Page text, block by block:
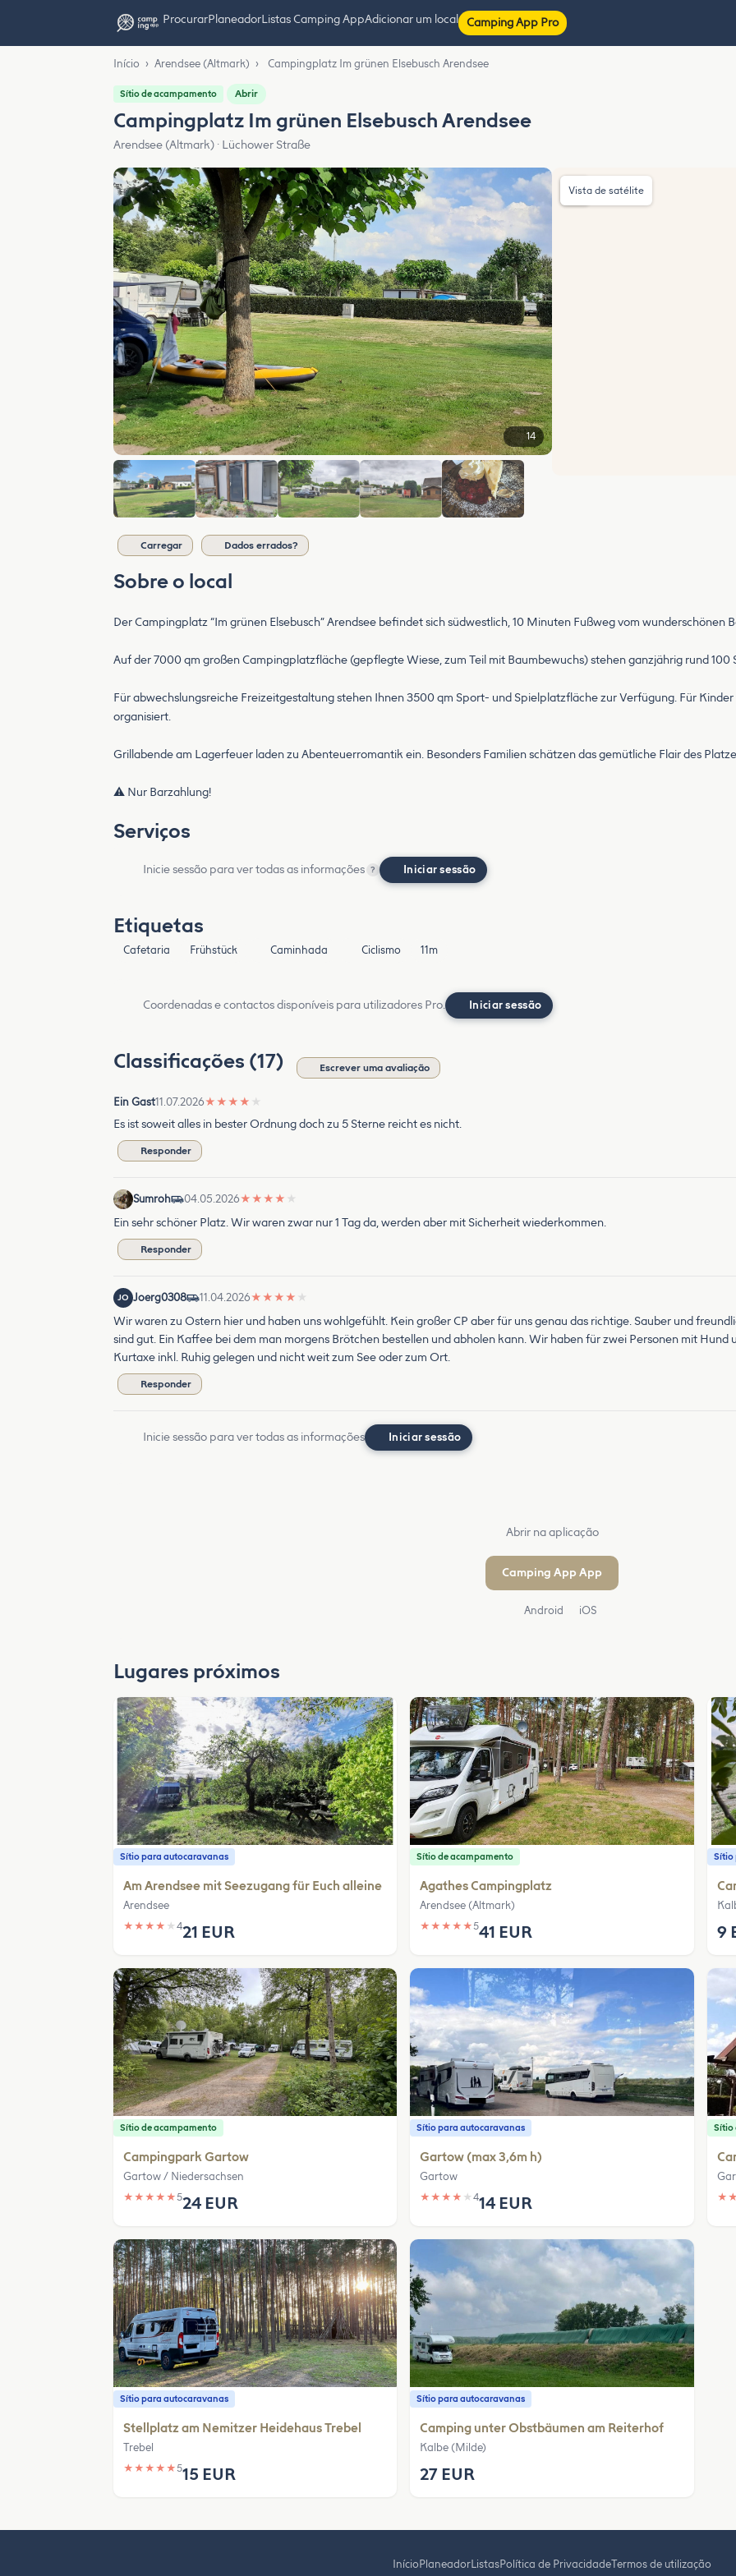
ProcurarPlaneadorListas Camping AppAdicionar um local Camping App Pro
Início › Arendsee (Altmark) › Campingplatz Im grünen Elsebusch Arendsee
Sítio de acampamento Abrir
Campingplatz Im grünen Elsebusch Arendsee
Arendsee (Altmark) · Lüchower Straße
14
Vista de satélite
Carregar Dados errados?
Sobre o local
Der Campingplatz “Im grünen Elsebusch” Arendsee befindet sich südwestlich, 10 Minuten Fußweg vom wunderschönen
Auf der 7000 qm großen Campingplatzfläche (gepflegte Wiese, zum Teil mit Baumbewuchs) stehen ganzjährig rund 100
Für abwechslungsreiche Freizeitgestaltung stehen Ihnen 3500 qm Sport- und Spielplatzfläche zur Verfügung. Für
organisiert.
Grillabende am Lagerfeuer laden zu Abenteuerromantik ein. Besonders Familien schätzen das gemütliche Flair des
⚠️ Nur Barzahlung!
Serviços
Inicie sessão para ver todas as informações ? Iniciar sessão
Etiquetas
Cafetaria Frühstück Caminhada Ciclismo 11m
Coordenadas e contactos disponíveis para utilizadores Pro. Iniciar sessão
Classificações (17) Escrever uma avaliação
Ein Gast11.07.2026★ ★ ★ ★ ★
Es ist soweit alles in bester Ordnung doch zu 5 Sterne reicht es nicht.
Responder
Sumroh 04.05.2026★ ★ ★ ★ ★
Ein sehr schöner Platz. Wir waren zwar nur 1 Tag da, werden aber mit Sicherheit wiederkommen.
Responder
JO Joerg0308 11.04.2026★ ★ ★ ★ ★
Wir waren zu Ostern hier und haben uns wohlgefühlt. Kein großer CP aber für uns genau das richtige. Sauber und
sind gut. Ein Kaffee bei dem man morgens Brötchen bestellen und abholen kann. Wir haben für zwei Personen mit Hund
Kurtaxe inkl. Ruhig gelegen und nicht weit zum See oder zum Ort.
Responder
Inicie sessão para ver todas as informações Iniciar sessão
Abrir na aplicação
Camping App App
Android iOS
Lugares próximos
Sítio para autocaravanas
Am Arendsee mit Seezugang für Euch alleine
Arendsee
★ ★ ★ ★ ★ 421 EUR
Sítio de acampamento
Agathes Campingplatz
Arendsee (Altmark)
★ ★ ★ ★ ★541 EUR
Sítio
9
Sítio de acampamento
Campingpark Gartow
Gartow / Niedersachsen
★ ★ ★ ★ ★524 EUR
Sítio para autocaravanas
Gartow (max 3,6m h)
Gartow
★ ★ ★ ★ ★414 EUR
Sítio
★
Sítio para autocaravanas
Stellplatz am Nemitzer Heidehaus Trebel
Trebel
★ ★ ★ ★ ★515 EUR
Sítio para autocaravanas
Camping unter Obstbäumen am Reiterhof
Kalbe (Milde)
27 EUR
Início PlaneadorListasPolítica de PrivacidadeTermos de utilização